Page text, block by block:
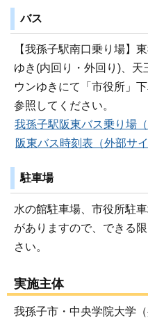
バス
【我孫子駅南口乗り場】
ゆき(内回り・外回り)、
ウンゆきにて「市役所」
参照してください。
我孫子駅阪東バス乗り場（
阪東バス時刻表（外部サイ
駐車場
水の館駐車場、市役所駐
がありますので、できる
さい。
実施主体
我孫子市・中央学院大学（